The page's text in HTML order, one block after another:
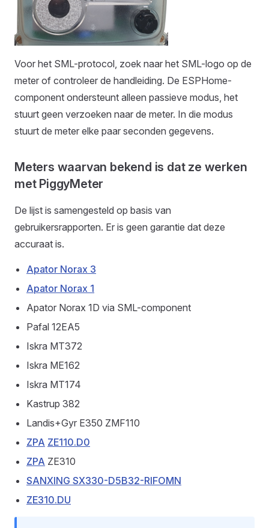
Voor het SML-protocol, zoek naar het SML-logo op de
meter of controleer de handleiding. De ESPHome-
component ondersteunt alleen passieve modus, het
stuurt geen verzoeken naar de meter. In die modus
stuurt de meter elke paar seconden gegevens.
Meters waarvan bekend is dat ze werken
met PiggyMeter
De lijst is samengesteld op basis van
gebruikersrapporten. Er is geen garantie dat deze
accuraat is.
Apator Norax 3
Apator Norax 1
Apator Norax 1D via SML-component
Pafal 12EA5
Iskra MT372
Iskra ME162
Iskra MT174
Kastrup 382
Landis+Gyr E350 ZMF110
ZPA ZE110.D0
ZPA ZE310
SANXING SX330-D5B32-RIFOMN
ZE310.DU